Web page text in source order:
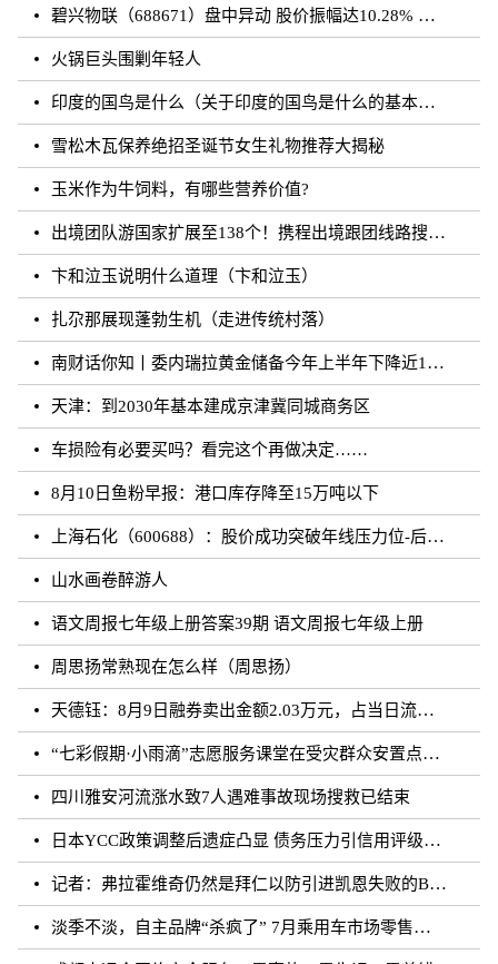
碧兴物联（688671）盘中异动 股价振幅达10.28% 跌7.03% 报55.2元（08-23）
火锅巨头围剿年轻人
印度的国鸟是什么（关于印度的国鸟是什么的基本详情介绍）
雪松木瓦保养绝招圣诞节女生礼物推荐大揭秘
玉米作为牛饲料，有哪些营养价值?
出境团队游国家扩展至138个！携程出境跟团线路搜索涨超20倍
卞和泣玉说明什么道理（卞和泣玉）
扎尕那展现蓬勃生机（走进传统村落）
南财话你知丨委内瑞拉黄金储备今年上半年下降近12%，原因何在？广东“织网”记：全面迈入“高铁时代”，轨道沿线隆起大产业带
天津：到2030年基本建成京津冀同城商务区
车损险有必要买吗？看完这个再做决定……
8月10日鱼粉早报：港口库存降至15万吨以下
上海石化（600688）：股价成功突破年线压力位-后市看多（涨）（08-10）
山水画卷醉游人
语文周报七年级上册答案39期 语文周报七年级上册
周思扬常熟现在怎么样（周思扬）
天德钰：8月9日融券卖出金额2.03万元，占当日流出金额的0.41%
“七彩假期·小雨滴”志愿服务课堂在受灾群众安置点开课
四川雅安河流涨水致7人遇难事故现场搜救已结束
日本YCC政策调整后遗症凸显 债务压力引信用评级下调隐忧
记者：弗拉霍维奇仍然是拜仁以防引进凯恩失败的B方案
淡季不淡，自主品牌“杀疯了” 7月乘用车市场零售达177.5万辆